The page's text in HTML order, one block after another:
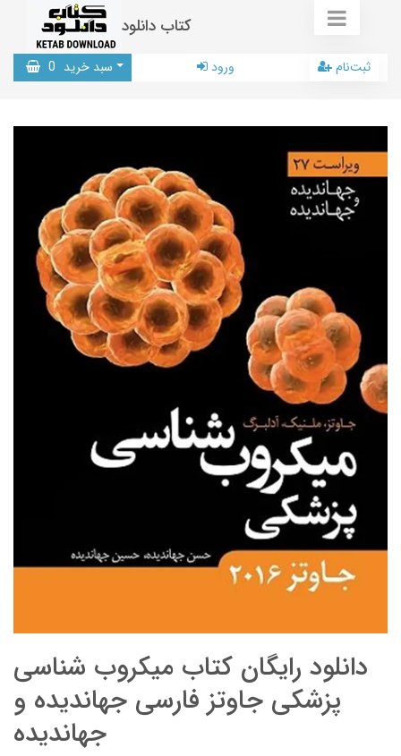
کتاب دانلود
سبد خرید 0 ورود ثبت‌نام
دانلود رایگان کتاب میکروب شناسی
پزشکی جاوتز فارسی جهاندیده و
جهاندیده